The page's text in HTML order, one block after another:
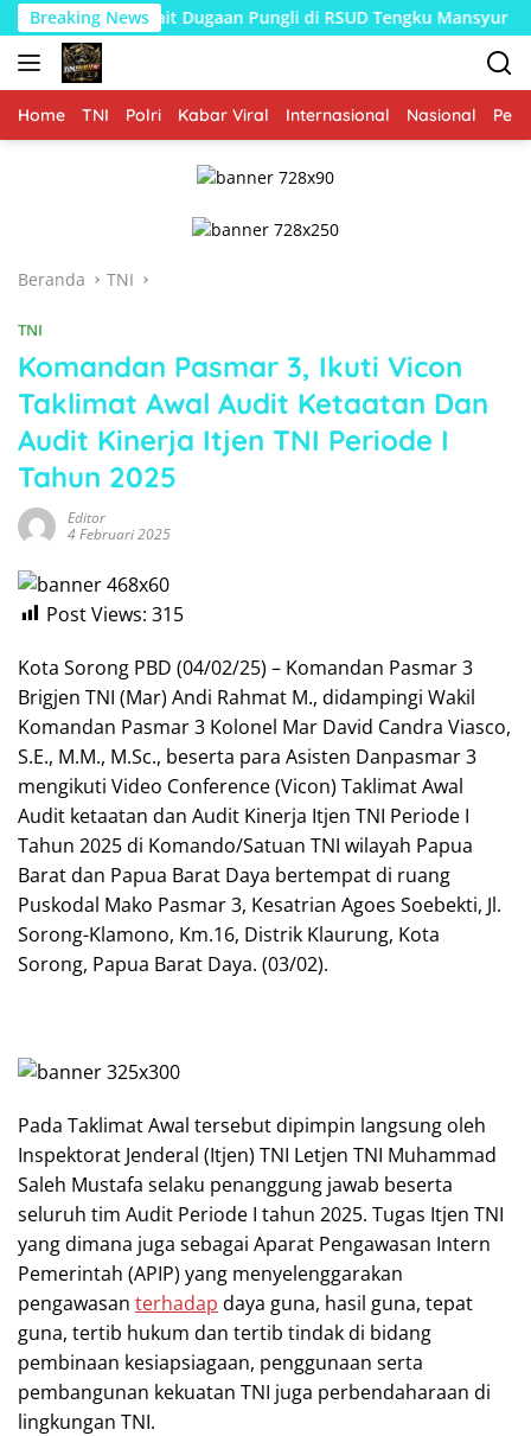
Langsung
ke
konten
Breaking News
Terkait Dugaan Pungli di RSUD Tengku Mansyur
Home TNI Polri Kabar Viral Internasional Nasional
Beranda TNI
TNI
Komandan Pasmar 3, Ikuti Vicon
Taklimat Awal Audit Ketaatan Dan
Audit Kinerja Itjen TNI Periode I
Tahun 2025
Editor
4 Februari 2025
Post Views: 315
Kota Sorong PBD (04/02/25) – Komandan Pasmar 3
Brigjen TNI (Mar) Andi Rahmat M., didampingi Wakil
Komandan Pasmar 3 Kolonel Mar David Candra Viasco,
S.E., M.M., M.Sc., beserta para Asisten Danpasmar 3
mengikuti Video Conference (Vicon) Taklimat Awal
Audit ketaatan dan Audit Kinerja Itjen TNI Periode I
Tahun 2025 di Komando/Satuan TNI wilayah Papua
Barat dan Papua Barat Daya bertempat di ruang
Puskodal Mako Pasmar 3, Kesatrian Agoes Soebekti, Jl.
Sorong-Klamono, Km.16, Distrik Klaurung, Kota
Sorong, Papua Barat Daya. (03/02).
Pada Taklimat Awal tersebut dipimpin langsung oleh
Inspektorat Jenderal (Itjen) TNI Letjen TNI Muhammad
Saleh Mustafa selaku penanggung jawab beserta
seluruh tim Audit Periode I tahun 2025. Tugas Itjen TNI
yang dimana juga sebagai Aparat Pengawasan Intern
Pemerintah (APIP) yang menyelenggarakan
pengawasan terhadap daya guna, hasil guna, tepat
guna, tertib hukum dan tertib tindak di bidang
pembinaan kesiapsiagaan, penggunaan serta
pembangunan kekuatan TNI juga perbendaharaan di
lingkungan TNI.